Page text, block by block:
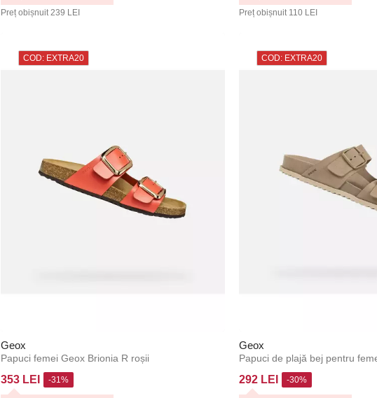
Preț obișnuit 239 LEI Preț obișnuit 110 LEI
COD: EXTRA20
Geox
Papuci femei Geox Brionia R roșii
353 LEI -31%
COD: EXTRA20
Geox
Papuci de plajă bej pentru
292 LEI -30%